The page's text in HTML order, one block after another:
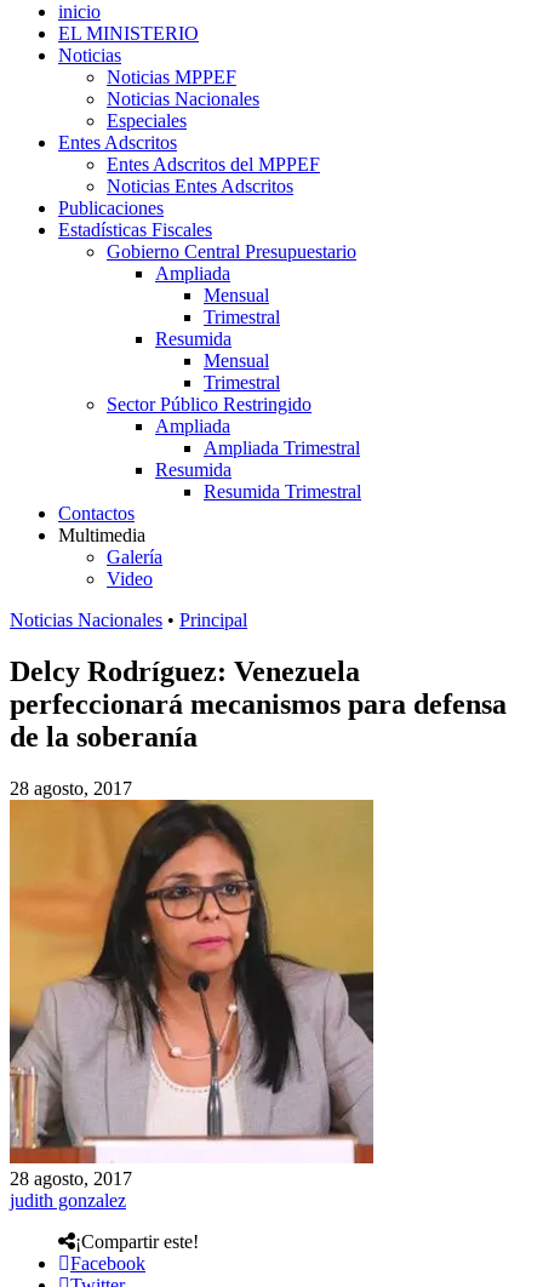
inicio
EL MINISTERIO
Noticias
Noticias MPPEF
Noticias Nacionales
Especiales
Entes Adscritos
Entes Adscritos del MPPEF
Noticias Entes Adscritos
Publicaciones
Estadísticas Fiscales
Gobierno Central Presupuestario
Ampliada
Mensual
Trimestral
Resumida
Mensual
Trimestral
Sector Público Restringido
Ampliada
Ampliada Trimestral
Resumida
Resumida Trimestral
Contactos
Multimedia
Galería
Video
Noticias Nacionales • Principal
Delcy Rodríguez: Venezuela
perfeccionará mecanismos para defensa
de la soberanía
28 agosto, 2017
28 agosto, 2017
judith gonzalez
¡Compartir este!
Facebook